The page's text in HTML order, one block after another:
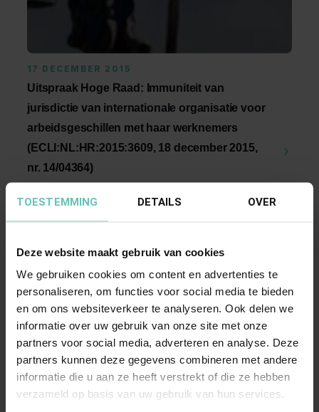
TOESTEMMING DETAILS OVER
Deze website maakt gebruik van cookies
We gebruiken cookies om content en advertenties te
personaliseren, om functies voor social media te bieden
en om ons websiteverkeer te analyseren. Ook delen we
informatie over uw gebruik van onze site met onze
partners voor social media, adverteren en analyse. Deze
partners kunnen deze gegevens combineren met andere
informatie die u aan ze heeft verstrekt of die ze hebben
verzameld op basis van uw gebruik van hun services.
17 DECEMBER 2015
Uitspraak Hoge Raad: Immuniteit van
jurisdictie van internationale organisatie voor
arbeidsgeschillen met haar werknemers
(ECLI:NL:HR:2015:3609, 18 december 2015,
nr. 14/04364)
22 NOVEMBER 2018